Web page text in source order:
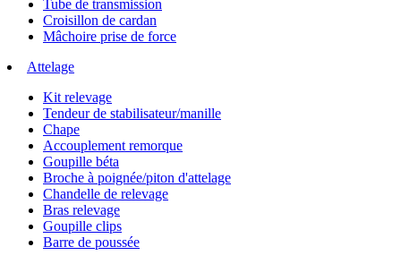
Tube de transmission
Croisillon de cardan
Mâchoire prise de force
Attelage
Kit relevage
Tendeur de stabilisateur/manille
Chape
Accouplement remorque
Goupille béta
Broche à poignée/piton d'attelage
Chandelle de relevage
Bras relevage
Goupille clips
Barre de poussée